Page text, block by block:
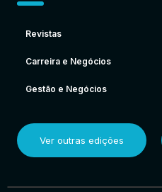
Revistas
Carreira e Negócios
Gestão e Negócios
Ver outras edições